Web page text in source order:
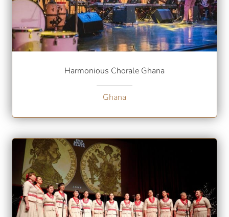
Harmonious Chorale Ghana
Ghana